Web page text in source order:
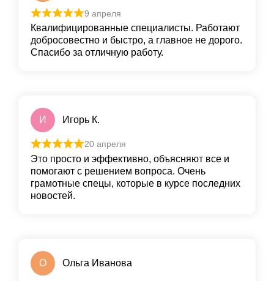
9 апреля
Квалифицированные специалисты. Работают
добросовестно и быстро, а главное не дорого.
Спасибо за отличную работу.
И Игорь К.
20 апреля
Это просто и эффективно, объясняют все и
помогают с решением вопроса. Очень
грамотные спецы, которые в курсе последних
новостей.
О Ольга Иванова